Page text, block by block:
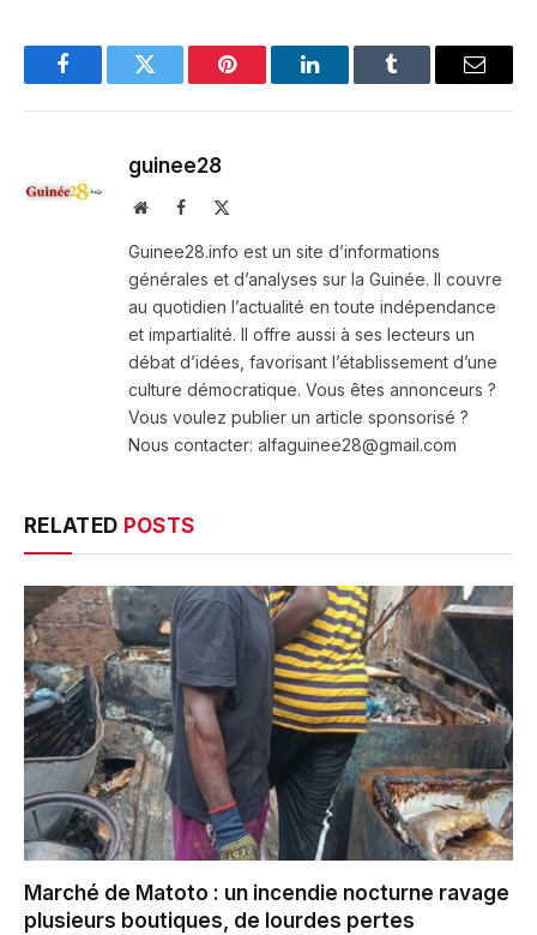
FacebookTwitter Pinterest LinkedInTumblr Email
guinee28
WebsiteFacebook
Guinee28.info est un site d’informations
générales et d’analyses sur la Guinée. Il couvre
au quotidien l’actualité en toute indépendance
et impartialité. Il offre aussi à ses lecteurs un
débat d’idées, favorisant l’établissement d’une
culture démocratique. Vous êtes annonceurs ?
Vous voulez publier un article sponsorisé ?
Nous contacter: alfaguinee28@gmail.com
RELATED POSTS
Marché de Matoto : un incendie nocturne ravage
plusieurs boutiques, de lourdes pertes